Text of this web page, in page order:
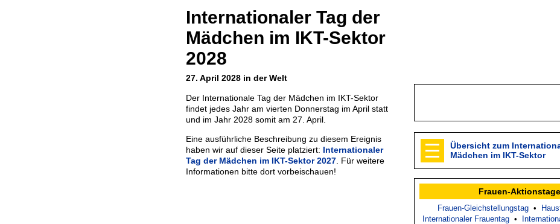
Internationaler Tag der
Mädchen im IKT-Sektor
2028
27. April 2028 in der Welt
Der Internationale Tag der Mädchen im IKT-Sektor
findet jedes Jahr am vierten Donnerstag im April statt
und im Jahr 2028 somit am 27. April.
Eine ausführliche Beschreibung zu diesem Ereignis
haben wir auf dieser Seite platziert: Internationaler
Tag der Mädchen im IKT-Sektor 2027 . Für weitere
Informationen bitte dort vorbeischauen!
Übersicht zum
Mädchen im IKT-Sektor
Frauen-Aktionstage
Frauen-Gleichstellungstag•
Internationaler Frauentag •